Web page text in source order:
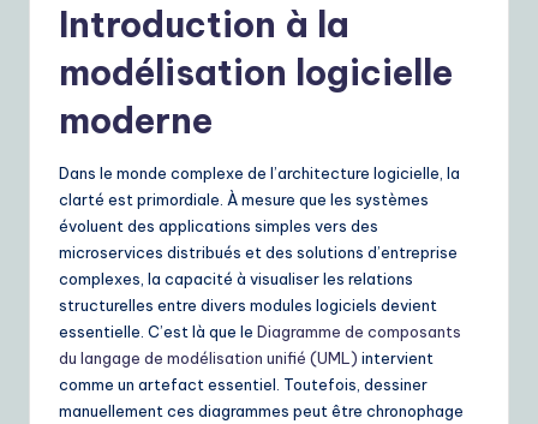
o
D
ai
ly
G
Introduction à la
modélisation logicielle
moderne
Dans le monde complexe de l’architecture logicielle, la
clarté est primordiale. À mesure que les systèmes
évoluent des applications simples vers des
microservices distribués et des solutions d’entreprise
complexes, la capacité à visualiser les relations
structurelles entre divers modules logiciels devient
essentielle. C’est là que le Diagramme de composants
du langage de modélisation unifié (UML) intervient
comme un artefact essentiel. Toutefois, dessiner
manuellement ces diagrammes peut être chronophage